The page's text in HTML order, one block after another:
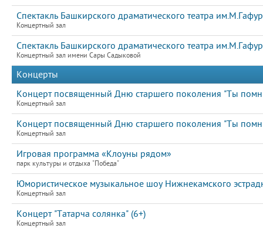
Спектакль Башкирского драматического театра
Концертный зал
Спектакль Башкирского драматического театра
Концертный зал имени Сары Садыковой
Концерты
Концерт посвященный Дню старшего поколения "Ты
Концертный зал
Концерт посвященный Дню старшего поколения "Ты
Концертный зал
Игровая программа «Клоуны рядом»
парк культуры и отдыха "Победа"
Юмористическое музыкальное шоу Нижнекамского
Концертный зал
Концерт "Татарча солянка" (6+)
Концертный зал